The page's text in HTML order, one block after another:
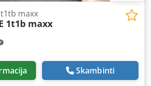
maxx
1t1b maxx
Skambinti